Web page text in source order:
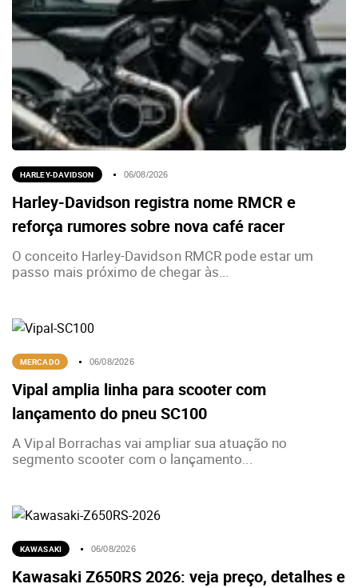
HARLEY-DAVIDSON 06/08/2026
Harley-Davidson registra nome RMCR e
reforça rumores sobre nova café racer
O conceito Harley-Davidson RMCR pode estar um
passo mais próximo de chegar às...
MERCADO 06/08/2026
Vipal amplia linha para scooter com
lançamento do pneu SC100
A Vipal Borrachas vai ampliar sua atuação no
segmento scooter com o lançamento...
KAWASAKI 06/08/2026
Kawasaki Z650RS 2026: veja preço, detalhes e